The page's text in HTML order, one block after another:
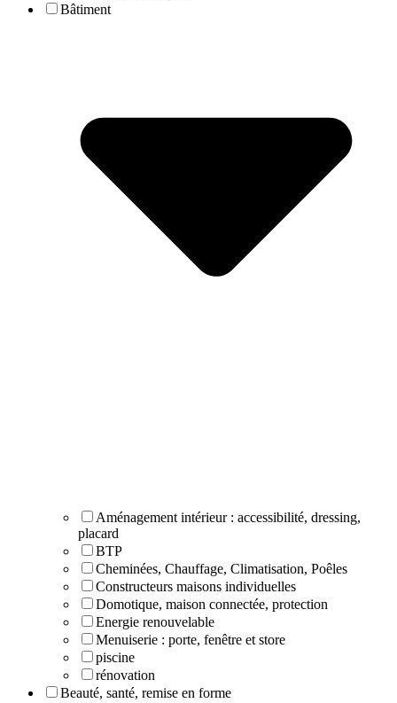
Bâtiment
Aménagement intérieur : accessibilité, dressing,
placard
BTP
Cheminées, Chauffage, Climatisation, Poêles
Constructeurs maisons individuelles
Domotique, maison connectée, protection
Energie renouvelable
Menuiserie : porte, fenêtre et store
piscine
rénovation
Beauté, santé, remise en forme